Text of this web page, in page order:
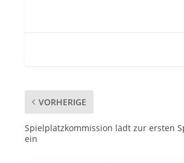
VORHERIGE
Spielplatzkommission lädt zur ersten
ein